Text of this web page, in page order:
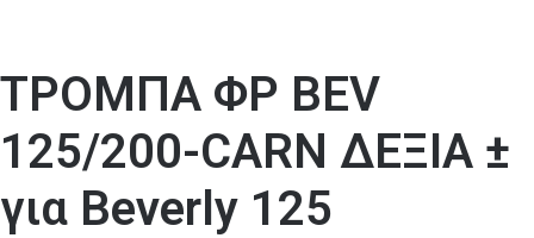
ΤΡΟΜΠΑ ΦΡ BEV
125/200-CARN ΔΕΞΙΑ ±
για Beverly 125